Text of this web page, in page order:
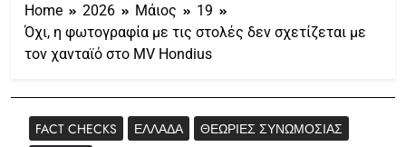
Home 2026 Μάιος
19
Όχι, η φωτογραφία με τις στολές δεν σχετίζεται με
τον χανταϊό στο MV Hondius
FACT CHECKS ΕΛΛΆΔΑ
ΘΕΩΡΊΕΣ ΣΥΝΩΜΟΣΊΑΣ